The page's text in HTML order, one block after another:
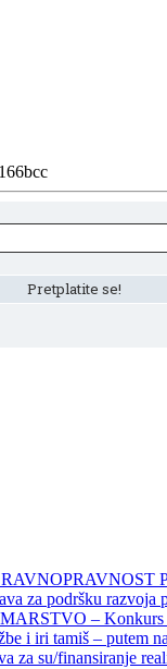
podršku razvoja
– Konkurs
i iri tamiš ‒ putem
su/finansiranje